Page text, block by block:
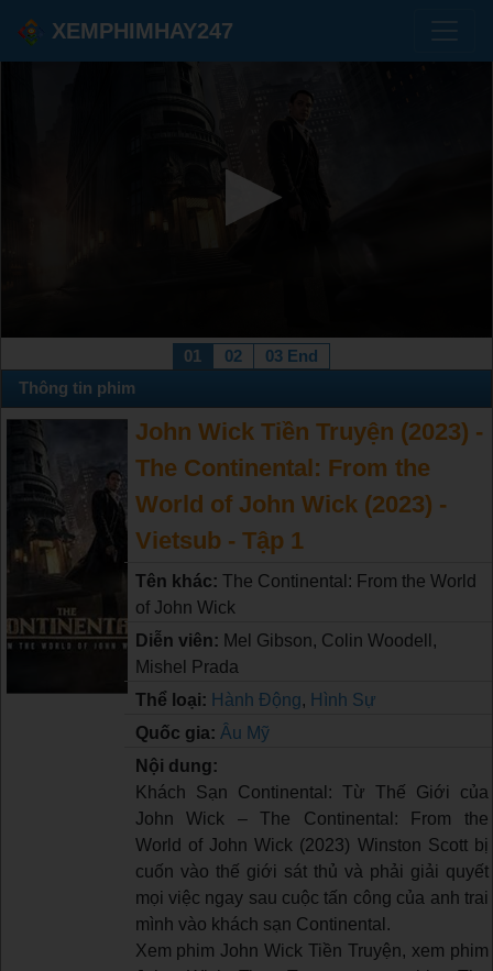
XEMPHIMHAY247
01 02
03 End
Thông tin phim
John Wick Tiền Truyện (2023) -
The Continental: From the
World of John Wick (2023) -
Vietsub - Tập 1
Tên khác: The Continental: From the World
of John Wick
Diễn viên: Mel Gibson, Colin Woodell,
Mishel Prada
Thể loại: Hành Động, Hình Sự
Quốc gia: Âu Mỹ
Nội dung:
Khách Sạn Continental: Từ Thế Giới của
John Wick – The Continental: From the
World of John Wick (2023) Winston Scott bị
cuốn vào thế giới sát thủ và phải giải quyết
mọi việc ngay sau cuộc tấn công của anh trai
mình vào khách sạn Continental.
Xem phim John Wick Tiền Truyện, xem phim